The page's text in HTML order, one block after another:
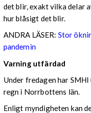
det blir, exakt vilka delar
hur blåsigt det blir.
ANDRA LÄSER: Stor
pandemin
Varning utfärdad
Under fredagen har
regn i Norrbottens län.
Enligt myndigheten kan